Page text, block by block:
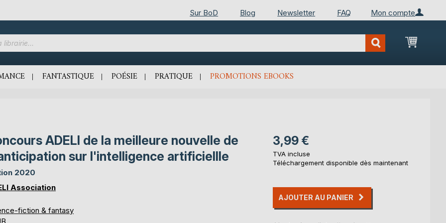
Mon compte
Sur BoD Blog Newsletter FAQ
Mon
FANTASTIQUE POÉSIE PRATIQUE PROMOTIONS EBOOKS
ADELI de la meilleure nouvelle de
sur l'intelligence artificiellle
2020
Association
fiction & fantasy
3,99 €
TVA incluse
Téléchargement disponible dès maintenant
AJOUTER AU PANIER